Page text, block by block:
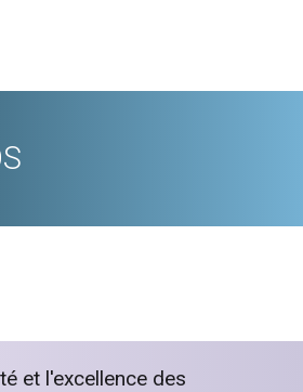
et l'excellence des